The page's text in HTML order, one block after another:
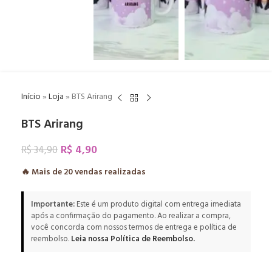
Início»Loja» BTS Arirang
BTS Arirang
R$34,90 R$ 4,90
🔥 Mais de20vendas realizadas
Importante:Este é um produto digital com entrega imediata
após a confirmação do pagamento. Ao realizar a compra,
você concorda com nossos termos de entrega e política de
reembolso.Leia nossa Política de Reembolso.